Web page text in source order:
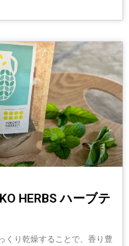
HERBS ハーブテ
くり乾燥することで、香り豊